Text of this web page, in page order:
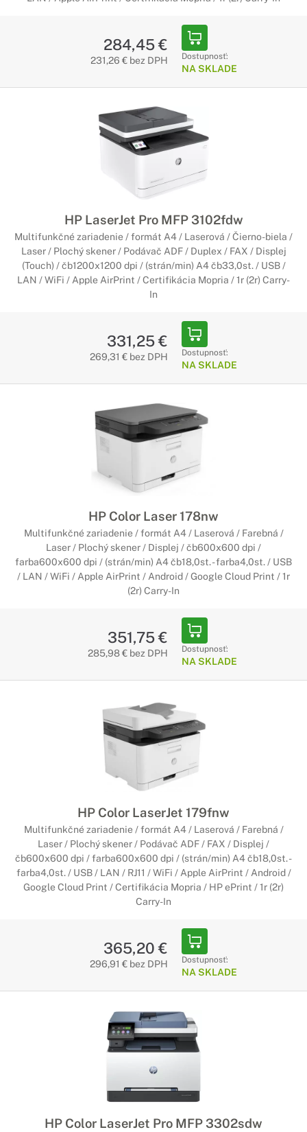
284,45 €
231,26 € bez DPH Dostupnosť:
NA SKLADE
HP LaserJet Pro MFP 3102fdw
Multifunkčné zariadenie / formát A4 / Laserová / Čierno-biela /
Laser / Plochý skener / Podávač ADF / Duplex / FAX / Displej
(Touch) / čb1200x1200 dpi / (strán/min) A4 čb33,0st. / USB /
LAN / WiFi / Apple AirPrint / Certifikácia Mopria / 1r (2r) Carry-
In
331,25 €
269,31 € bez DPH Dostupnosť:
NA SKLADE
HP Color Laser 178nw
Multifunkčné zariadenie / formát A4 / Laserová / Farebná /
Laser / Plochý skener / Displej / čb600x600 dpi /
farba600x600 dpi / (strán/min) A4 čb18,0st. - farba4,0st. / USB
/ LAN / WiFi / Apple AirPrint / Android / Google Cloud Print / 1r
(2r) Carry-In
351,75 €
285,98 € bez DPH Dostupnosť:
NA SKLADE
HP Color LaserJet 179fnw
Multifunkčné zariadenie / formát A4 / Laserová / Farebná /
Laser / Plochý skener / Podávač ADF / FAX / Displej /
čb600x600 dpi / farba600x600 dpi / (strán/min) A4 čb18,0st. -
farba4,0st. / USB / LAN / RJ11 / WiFi / Apple AirPrint / Android /
Google Cloud Print / Certifikácia Mopria / HP ePrint / 1r (2r)
Carry-In
365,20 €
296,91 € bez DPH Dostupnosť:
NA SKLADE
HP Color LaserJet Pro MFP 3302sdw